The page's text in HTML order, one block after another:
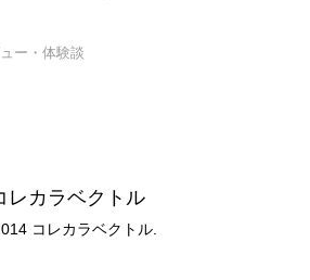
ー・体験談
レカラベクトル
コレカラベクトル.